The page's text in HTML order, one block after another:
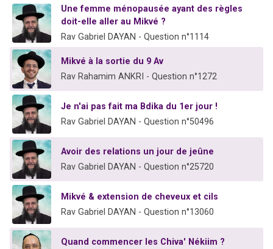
Il reste 49 places pour étudier en groupe sur Zoom
12 nouvelles musiques dans Torah-Box Music
Une femme ménopausée ayant des règles
doit-elle aller au Mikvé ?
Rav Gabriel DAYAN - Question n°1114
Mikvé à la sortie du 9 Av
Rav Rahamim ANKRI - Question n°1272
Je n'ai pas fait ma Bdika du 1er jour !
Rav Gabriel DAYAN - Question n°50496
Avoir des relations un jour de jeûne
Rav Gabriel DAYAN - Question n°25720
Mikvé & extension de cheveux et cils
Rav Gabriel DAYAN - Question n°13060
Quand commencer les Chiva' Nékiim ?